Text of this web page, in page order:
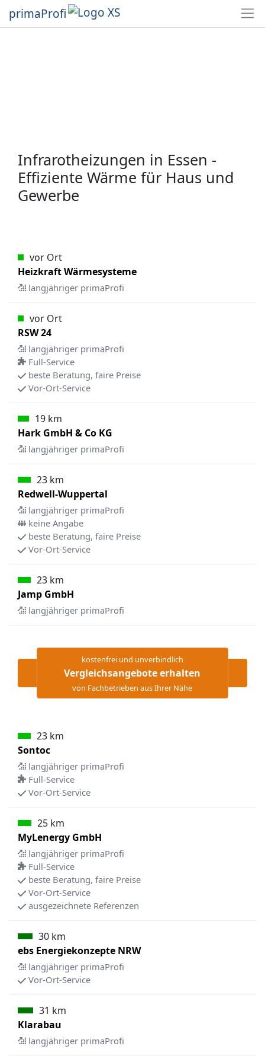
primaProfi
Infrarotheizungen in Essen -
Effiziente Wärme für Haus und
Gewerbe
vor Ort
Heizkraft Wärmesysteme
langjähriger primaProfi
vor Ort
RSW 24
langjähriger primaProfi
Full-Service
beste Beratung, faire Preise
Vor-Ort-Service
19 km
Hark GmbH & Co KG
langjähriger primaProfi
23 km
Redwell-Wuppertal
langjähriger primaProfi
keine Angabe
beste Beratung, faire Preise
Vor-Ort-Service
23 km
Jamp GmbH
langjähriger primaProfi
kostenfrei und unverbindlich
Vergleichsangebote erhalten
von Fachbetrieben aus Ihrer Nähe
23 km
Sontoc
langjähriger primaProfi
Full-Service
Vor-Ort-Service
25 km
MyLenergy GmbH
langjähriger primaProfi
Full-Service
beste Beratung, faire Preise
Vor-Ort-Service
ausgezeichnete Referenzen
30 km
ebs Energiekonzepte NRW
langjähriger primaProfi
Vor-Ort-Service
31 km
Klarabau
langjähriger primaProfi